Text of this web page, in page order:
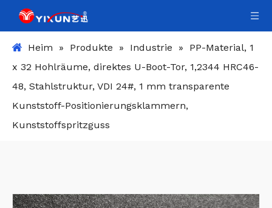
Heim » Produkte » Industrie »
PP-Material, 1
x 32 Hohlräume, direktes U-Boot-Tor, 1,2344 HRC46-
48, Stahlstruktur, VDI 24#, 1 mm transparente
Kunststoff-Positionierungsklammern,
Kunststoffspritzguss